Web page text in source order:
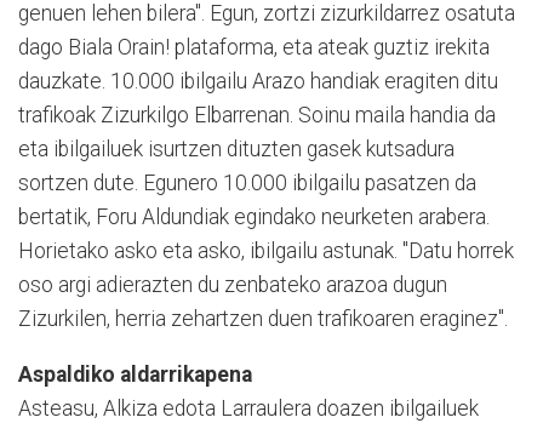
genuen lehen bilera". Egun, zortzi zizurkildarrez osatuta
dago Biala Orain! plataforma, eta ateak guztiz irekita
dauzkate. 10.000 ibilgailu Arazo handiak eragiten ditu
trafikoak Zizurkilgo Elbarrenan. Soinu maila handia da
eta ibilgailuek isurtzen dituzten gasek kutsadura
sortzen dute. Egunero 10.000 ibilgailu pasatzen da
bertatik, Foru Aldundiak egindako neurketen arabera.
Horietako asko eta asko, ibilgailu astunak. "Datu horrek
oso argi adierazten du zenbateko arazoa dugun
Zizurkilen, herria zehartzen duen trafikoaren eraginez".
Aspaldiko aldarrikapena
Asteasu, Alkiza edota Larraulera doazen ibilgailuek